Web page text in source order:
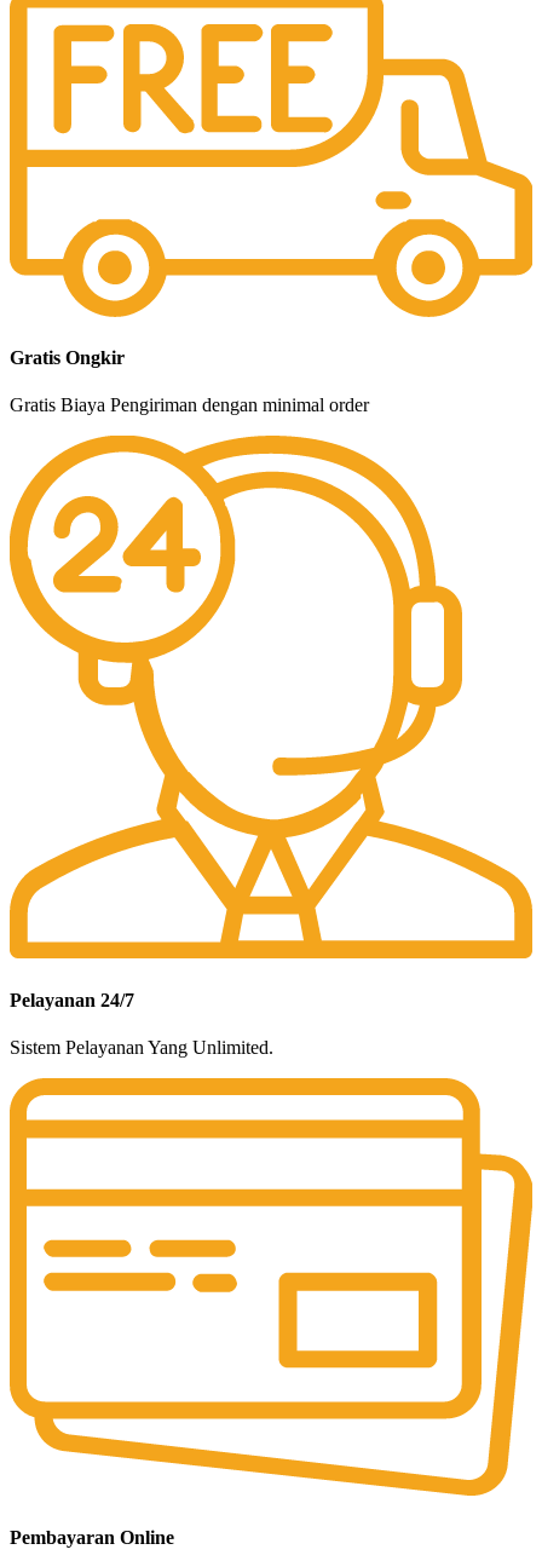
Gratis Ongkir
Gratis Biaya Pengiriman dengan minimal order
Pelayanan 24/7
Sistem Pelayanan Yang Unlimited.
Pembayaran Online